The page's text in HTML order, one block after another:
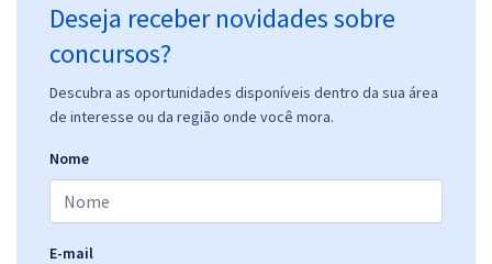
Deseja receber novidades sobre
concursos?
Descubra as oportunidades disponíveis dentro da sua área
de interesse ou da região onde você mora.
Nome
E-mail